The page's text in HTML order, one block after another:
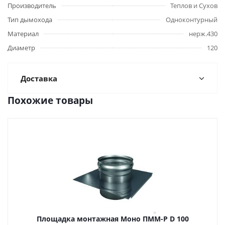
Производитель
Теплов и Сухов
Тип дымохода
Одноконтурный
Материал
нерж.430
Диаметр
120
Доставка
Похожие товары
Площадка монтажная Моно ПММ-Р D 100